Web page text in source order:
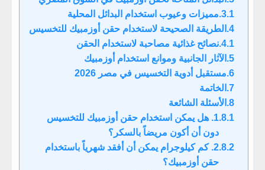
​مميزات وعيوب استخدام البدائل المحلية
​الطريقة الصحيحة لاستخدام حقن أوزمبيك للتخسيس
​نصائح غذائية مصاحبة لاستخدام الحقن
​الآثار الجانبية وموانع استخدام أوزمبيك
​مستقبل أدوية التخسيس في مصر 2026
​الخاتمة
​الأسئلة الشائعة
​1. هل يمكن استخدام حقن أوزمبيك للتخسيس
دون أن أكون مريضاً بالسكر؟
​2. كم كيلوجرام يمكن أن أفقد شهرياً باستخدام
حقن أوزمبيك؟